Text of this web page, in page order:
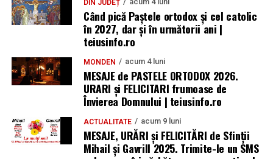
DIN JUDEȚ
Când pică Paștele ortodox și cel catolic
în 2027, dar și în următorii ani |
teiusinfo.ro
MONDEN acum 4 luni
MESAJE de PASTELE ORTODOX 2026.
URARI și FELICITARI frumoase de
Învierea Domnului | teiusinfo.ro
ACTUALITATE acum 9 luni
MESAJE, URĂRI și FELICITĂRI de Sfinții
Mihail și Gavrill 2025. Trimite-le un SMS